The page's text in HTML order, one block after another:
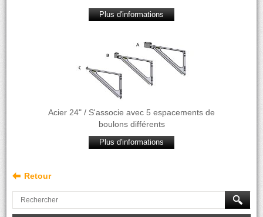
Plus d'informations
Acier 24" / S'associe avec 5 espacements de
boulons différents
Plus d'informations
Retour